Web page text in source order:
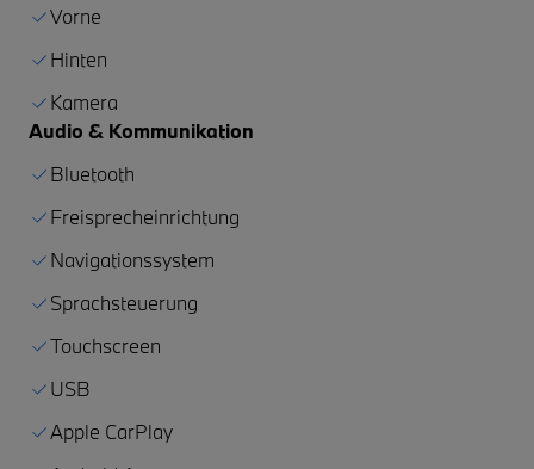
Vorne
Hinten
Kamera
Audio & Kommunikation
Bluetooth
Freisprecheinrichtung
Navigationssystem
Sprachsteuerung
Touchscreen
USB
Apple CarPlay